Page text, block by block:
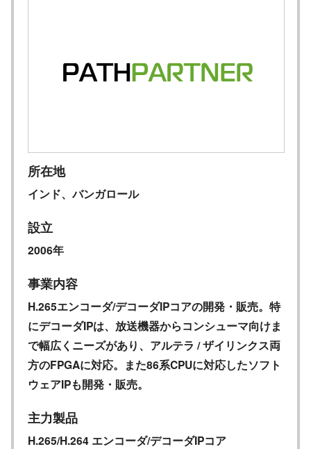
所在地
インド、バンガロール
設立
2006年
事業内容
H.265エンコーダ/デコーダIPコアの開発・販売。特
にデコーダIPは、放送機器からコンシューマ向けま
で幅広くニーズがあり、アルテラ / ザイリンクス両
方のFPGAに対応。また86系CPUに対応したソフト
ウェアIPも開発・販売。
主力製品
H.265/H.264 エンコーダ/デコーダIPコア